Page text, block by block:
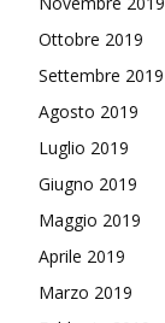
Ottobre 2019
Settembre 2019
Agosto 2019
Luglio 2019
Giugno 2019
Maggio 2019
Aprile 2019
Marzo 2019